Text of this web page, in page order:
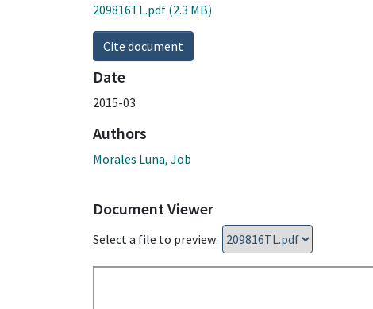
209816TL.pdf (2.3 MB)
Cite document
Date
2015-03
Authors
Morales Luna, Job
Document Viewer
Select a file to preview: